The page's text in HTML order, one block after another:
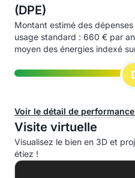
(DPE)
Montant estimé des
usage standard : 660 € par
moyen des énergies indexé
Voir le détail de
Consommation d'énergie
A
Visite virtuelle
Visualisez le bien en 3D et
étiez !